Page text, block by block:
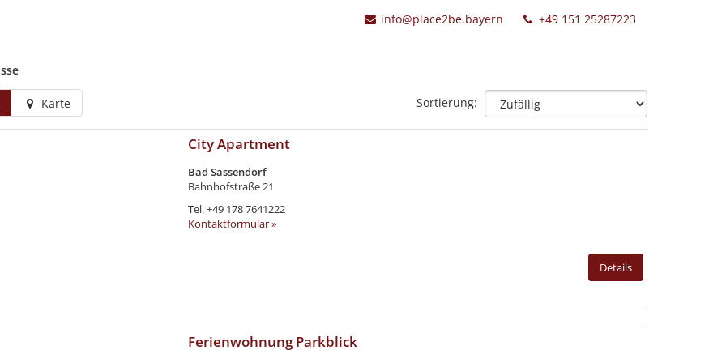
info@place2be.bayern +49 151 25287223
Karte Sortierung:
City Apartment
Bad Sassendorf
Bahnhofstraße 21
Tel.+49 178 7641222
Kontaktformular »
Details
Ferienwohnung Parkblick